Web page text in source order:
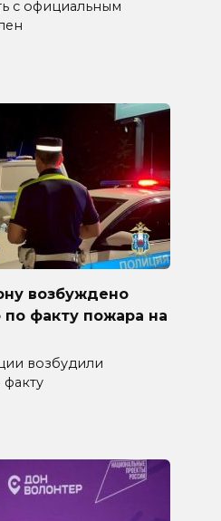
с официальным
возбуждено
факту пожара на
возбудили